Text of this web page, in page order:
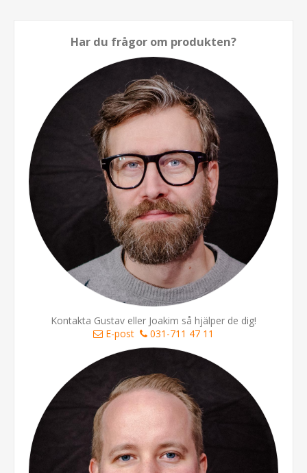
Har du frågor om produkten?
Kontakta Gustav eller Joakim så hjälper de dig!
E-post
031-711 47 11